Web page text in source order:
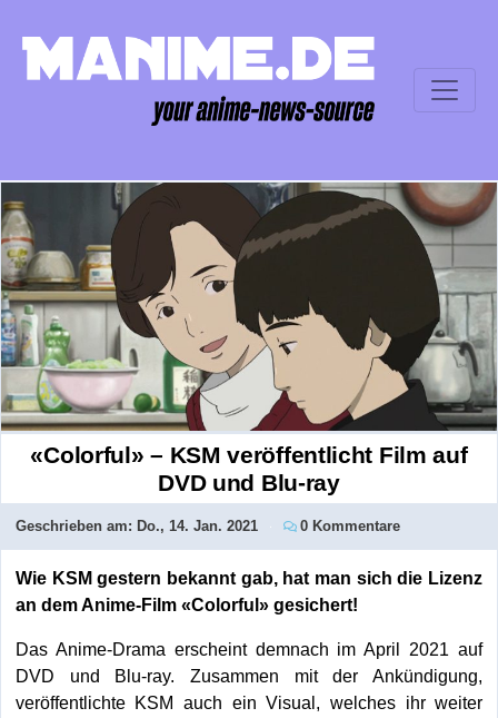
«Colorful» – KSM veröffentlicht Film auf
DVD und Blu-ray
Geschrieben am: Do., 14. Jan. 2021 0 Kommentare
Wie KSM gestern bekannt gab, hat man sich die Lizenz
an dem Anime-Film «Colorful» gesichert!
Das Anime-Drama erscheint demnach im April 2021 auf
DVD und Blu-ray. Zusammen mit der Ankündigung,
veröffentlichte KSM auch ein Visual, welches ihr weiter